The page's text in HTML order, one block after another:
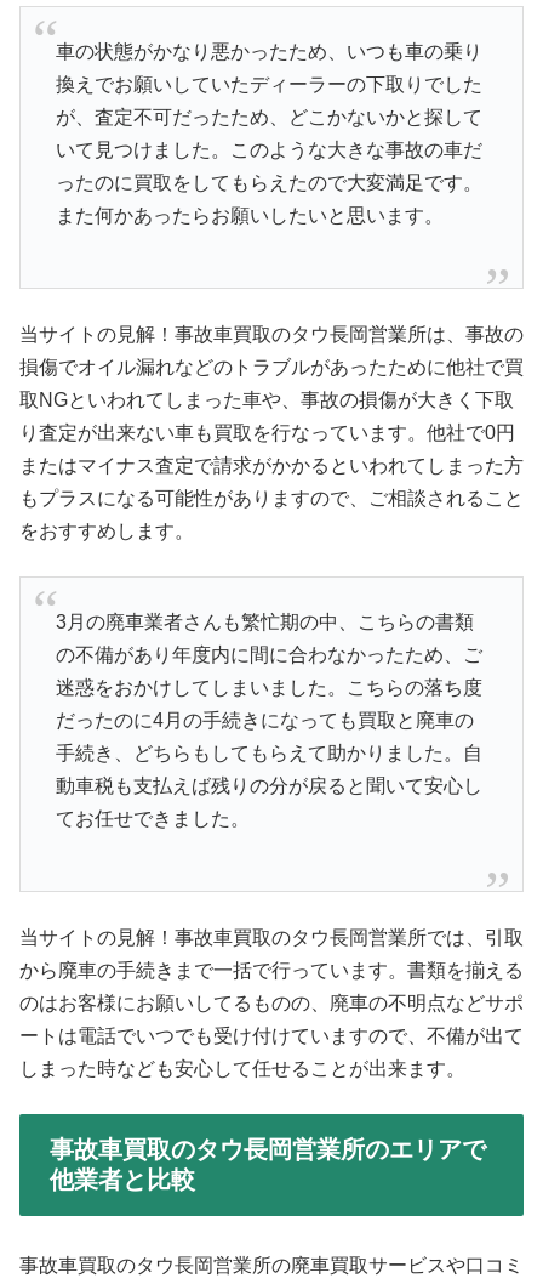
車の状態がかなり悪かったため、いつも車の乗り
換えでお願いしていたディーラーの下取りでした
が、査定不可だったため、どこかないかと探して
いて見つけました。このような大きな事故の車だ
ったのに買取をしてもらえたので大変満足です。
また何かあったらお願いしたいと思います。
当サイトの見解！事故車買取のタウ長岡営業所は、事故の
損傷でオイル漏れなどのトラブルがあったために他社で買
取NGといわれてしまった車や、事故の損傷が大きく下取
り査定が出来ない車も買取を行なっています。他社で0円
またはマイナス査定で請求がかかるといわれてしまった方
もプラスになる可能性がありますので、ご相談されること
をおすすめします。
3月の廃車業者さんも繁忙期の中、こちらの書類
の不備があり年度内に間に合わなかったため、ご
迷惑をおかけしてしまいました。こちらの落ち度
だったのに4月の手続きになっても買取と廃車の
手続き、どちらもしてもらえて助かりました。自
動車税も支払えば残りの分が戻ると聞いて安心し
てお任せできました。
当サイトの見解！事故車買取のタウ長岡営業所では、引取
から廃車の手続きまで一括で行っています。書類を揃える
のはお客様にお願いしてるものの、廃車の不明点などサポ
ートは電話でいつでも受け付けていますので、不備が出て
しまった時なども安心して任せることが出来ます。
事故車買取のタウ長岡営業所のエリアで
他業者と比較
事故車買取のタウ長岡営業所の廃車買取サービスや口コミ